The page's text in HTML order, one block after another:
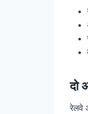
दो
रेलवे